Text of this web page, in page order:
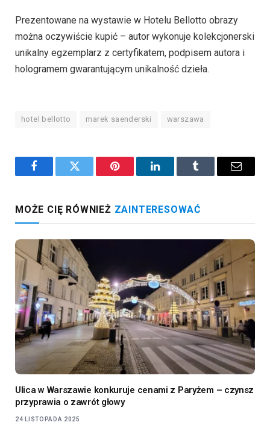
Prezentowane na wystawie w Hotelu Bellotto obrazy
można oczywiście kupić – autor wykonuje kolekcjonerski
unikalny egzemplarz z certyfikatem, podpisem autora i
hologramem gwarantującym unikalność dzieła.
hotel bellotto marek saenderski warszawa
FacebookTwitter Pinterest LinkedInTumblr Email
MOŻE CIĘ RÓWNIEŻ ZAINTERESOWAĆ
Ulica w Warszawie konkuruje cenami z Paryżem – czynsz
przyprawia o zawrót głowy
24 LISTOPADA 2025